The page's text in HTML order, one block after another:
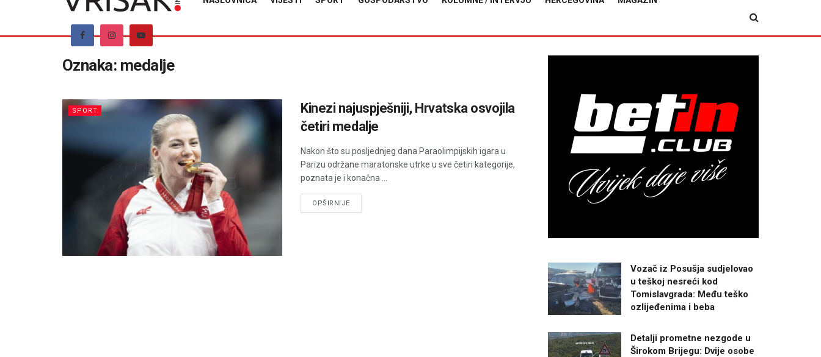
Oznaka: medalje
SPORT
Kinezi najuspješniji, Hrvatska osvojila
četiri medalje
Nakon što su posljednjeg dana Paraolimpijskih igara u
Parizu održane maratonske utrke u sve četiri kategorije,
poznata je i konačna ...
OPŠIRNIJEDETAILS
Vozač iz Posušja sudjelovao
u teškoj nesreći kod
Tomislavgrada: Među teško
ozlijeđenima i beba
Detalji prometne nezgode u
Širokom Brijegu: Dvije osobe